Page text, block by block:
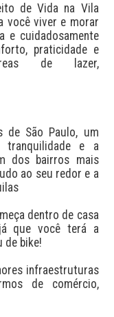
de Vida na Vila
você viver e morar
e cuidadosamente
praticidade e
de lazer,
de São Paulo, um
tranquilidade e a
dos bairros mais
ao seu redor e a
dentro de casa
que você terá a
de bike!
infraestruturas
de comércio,